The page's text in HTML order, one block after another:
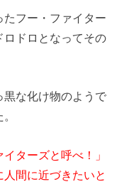
フー・ファイター
ロドロとなってその
黒な化け物のようで
ターズと呼べ！」
間に近づきたいと